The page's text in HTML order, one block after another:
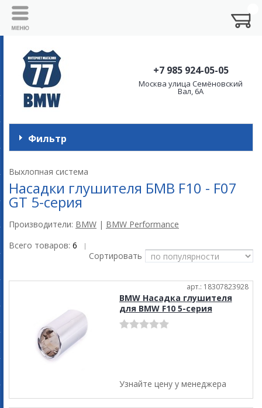
+7 985 924-05-05
Москва улица Семёновский
Вал, 6А
Фильтр
Выхлопная система
Насадки глушителя БМВ F10 - F07
GT 5-серия
Производители: BMW | BMW Performance
Всего товаров: 6 |
Сортировать
арт.: 18307823928
BMW Насадка глушителя
для BMW F10 5-серия
Узнайте цену у менеджера